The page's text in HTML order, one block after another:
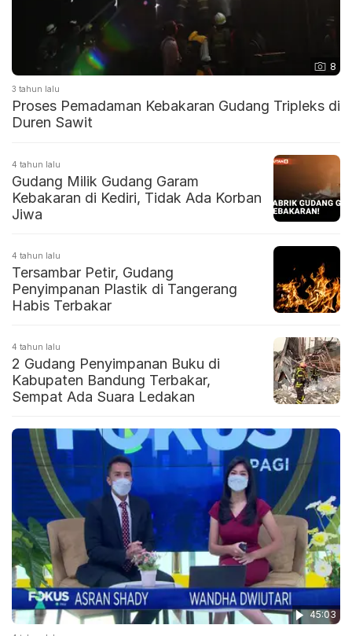
8
3 tahun lalu
Proses Pemadaman Kebakaran Gudang Tripleks di
Duren Sawit
4 tahun lalu
Gudang Milik Gudang Garam
Kebakaran di Kediri, Tidak Ada Korban
Jiwa
4 tahun lalu
Tersambar Petir, Gudang
Penyimpanan Plastik di Tangerang
Habis Terbakar
4 tahun lalu
2 Gudang Penyimpanan Buku di
Kabupaten Bandung Terbakar,
Sempat Ada Suara Ledakan
45:03